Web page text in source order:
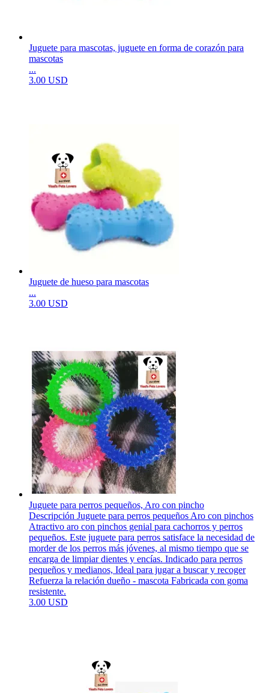
Juguete para mascotas, juguete en forma de corazón para
mascotas
...
3.00 USD
Juguete de hueso para mascotas
...
3.00 USD
Juguete para perros pequeños, Aro con pincho
Descripción Juguete para perros pequeños Aro con pinchos
Atractivo aro con pinchos genial para cachorros y perros
pequeños. Este juguete para perros satisface la necesidad de
morder de los perros más jóvenes, al mismo tiempo que se
encarga de limpiar dientes y encías. Indicado para perros
pequeños y medianos, Ideal para jugar a buscar y recoger
Refuerza la relación dueño - mascota Fabricada con goma
resistente.
3.00 USD